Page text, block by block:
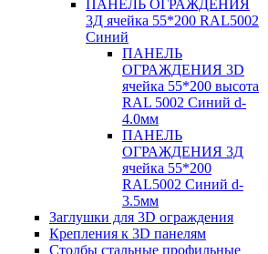
ПАНЕЛЬ ОГРАЖДЕНИЯ
3Д ячейка 55*200 RAL5002
Синий
ПАНЕЛЬ
ОГРАЖДЕНИЯ 3D
ячейка 55*200 высота
RAL 5002 Синий d-
4.0мм
ПАНЕЛЬ
ОГРАЖДЕНИЯ 3Д
ячейка 55*200
RAL5002 Синий d-
3.5мм
Заглушки для 3D ограждения
Крепления к 3D панелям
Столбы стальные профильные